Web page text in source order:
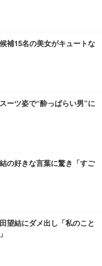
チェア／デスクチェア メッシ
デスクチェア 疲れない テレ
クレスト 30度ロッキング機
メッシュ ゲーミング/勉強/事
チェア (ブラック)
デスクチェア 疲れない テレ
クレスト 30度ロッキング機
メッシュ ゲーミング/勉強/事
チェア (ホワイト)
ェア デスクチェア 肘なし メ
サポート付き 腰サポート ガ
転 キャスター付き コンパク
ミアムモニター | FlexScan
UHD・USB Type-C・ホワ
グモニター DualSense 充電
）
27インチ 液晶モニタ
）VA 非光沢 HDMI/DisplayP
FHD】GRAPHT THE S
24” Essential ゲーミン
チ 1ms FHD 量子ドット 残
トシーツ 厚型 ワイド 42枚
・オムツ L 中型犬用 26枚入
ーシック) 【Amazon.co.jp
イリスオーヤマ ペットシーツ
トシーツ 超厚型 お徳用 レギ
限定】
補15名の美女がキュートな
ーツ姿で“酔っぱらい男”に
の好きな言葉に驚き「すご
望結にダメ出し「私のこと